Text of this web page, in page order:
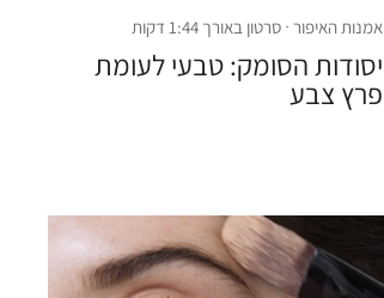
אמנות האיפור · סרטון באורך 1:44 דקות
יסודות הסומק: טבעי לעומת
פרץ צבע